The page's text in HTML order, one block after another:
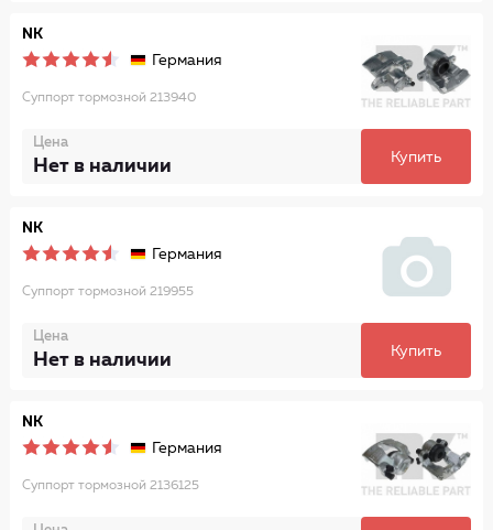
NK
Германия
Суппорт тормозной 213940
Цена
Нет в наличии Купить
NK
Германия
Суппорт тормозной 219955
Цена
Нет в наличии Купить
NK
Германия
Суппорт тормозной 2136125